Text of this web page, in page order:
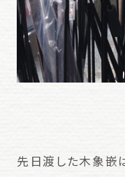
先日渡した木象嵌は